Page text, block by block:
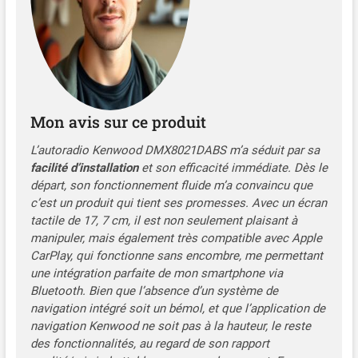
Alignement, et réseau croisé
numérique ; 3 sorties de
préampli (avant, arrière,
sub) avec 5 volts, 4 x 50
watts de puissance de
commutation
et FM , fonction diaporama ;
Kit mains libres Bluetooth
pour mains libres (HFP 1. 7)
& A2DP (dont AVRCP 1. 5)
avec microphone filaire ;
Connexion de 2 téléphones
en simultanné ; Streaming
audio Bluetooth pour
appareils Android et iOS
Compatible Apple CarPlay
sans fil et Android Auto
Sans fil pour connecter un
Mon avis sur ce produit
L’autoradio Kenwood DMX8021DABS m’a séduit par sa
facilité d’installationet son efficacité immédiate. Dès le
départ, son fonctionnement fluide m’a convaincu que
c’est un produit qui tient ses promesses. Avec un écran
tactile de 17, 7 cm, il est non seulement plaisant à
manipuler, mais également très compatible avec Apple
CarPlay, qui fonctionne sans encombre, me permettant
une intégration parfaite de mon smartphone via
Bluetooth. Bien que l’absence d’un système de
navigation intégré soit un bémol, et que l’application de
navigation Kenwood ne soit pas à la hauteur, le reste
des fonctionnalités, au regard de son rapport